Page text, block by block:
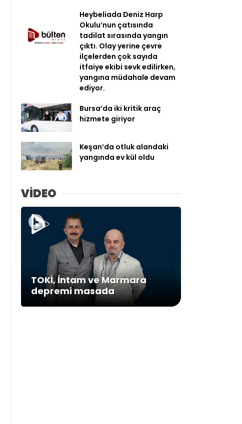
Heybeliada Deniz Harp
Okulu’nun çatısında
tadilat sırasında yangın
çıktı. Olay yerine çevre
ilçelerden çok sayıda
itfaiye ekibi sevk edilirken,
yangına müdahale devam
ediyor.
Bursa’da iki kritik araç
hizmete giriyor
Keşan’da otluk alandaki
yangında ev kül oldu
VİDEO
TOKİ, İntam ve Marmara
depremi masada